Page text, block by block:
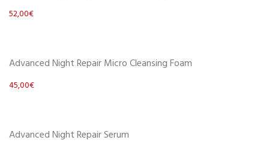
52,00€
Advanced Night Repair Micro Cleansing Foam
45,00€
Advanced Night Repair Serum